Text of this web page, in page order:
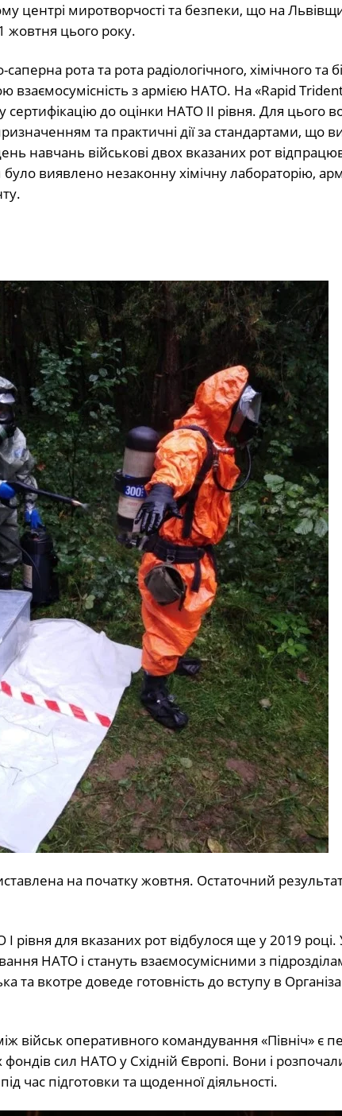
центрі миротворчості та безпеки, що на
жовтня цього року.
рота та рота радіологічного, хімічного та
взаємосумісність з армією НАТО. На «Rapid
до оцінки НАТО ІІ рівня. Для цього
та практичні дії за стандартами, що
навчань військові двох вказаних рот
виявлено незаконну хімічну лабораторію,
на початку жовтня. Остаточний результат
для вказаних рот відбулося ще у 2019 році.
НАТО і стануть взаємосумісними з
та вкотре доведе готовність до вступу в
військ оперативного командування «Північ»
сил НАТО у Східній Європі. Вони і розпочали
час підготовки та щоденної діяльності.